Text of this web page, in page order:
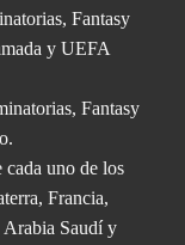
Fantasy
y UEFA
Fantasy
uno de los
Francia,
Arabia Saudí y